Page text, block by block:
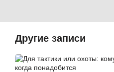
Другие записи